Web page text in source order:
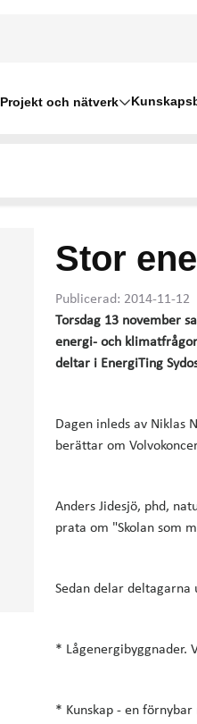
Projekt och nätverk
Stor
Publicerad: 2014-11-12
Torsdag 13 november
energi- och
deltar i EnergiTing
Dagen inleds av Niklas
berättar om
Anders Jidesjö, phd,
prata om "Skolan som
Sedan delar
* Lågenergibyggnader.
* Kunskap - en